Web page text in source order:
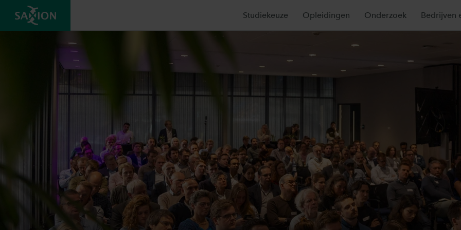
Studiekeuze Opleidingen Onderzoek Bedrijven